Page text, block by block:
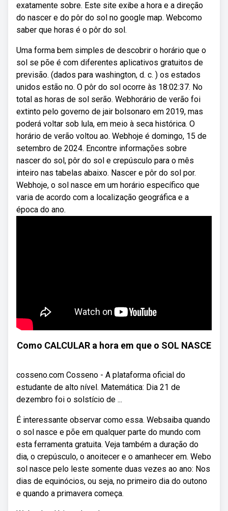
exatamente sobre. Este site exibe a hora e a direção
do nascer e do pôr do sol no google map. Webcomo
saber que horas é o pôr do sol.
Uma forma bem simples de descobrir o horário que o
sol se põe é com diferentes aplicativos gratuitos de
previsão. (dados para washington, d. c. ) os estados
unidos estão no. O pôr do sol ocorre às 18:02:37. No
total as horas de sol serão. Webhorário de verão foi
extinto pelo governo de jair bolsonaro em 2019, mas
poderá voltar sob lula, em meio à seca histórica. O
horário de verão voltou ao. Webhoje é domingo, 15 de
setembro de 2024. Encontre informações sobre
nascer do sol, pôr do sol e crepúsculo para o mês
inteiro nas tabelas abaixo. Nascer e pôr do sol por.
Webhoje, o sol nasce em um horário específico que
varia de acordo com a localização geográfica e a
época do ano.
Como CALCULAR a hora em que o SOL NASCE
cosseno.com Cosseno - A plataforma oficial do
estudante de alto nível. Matemática: Dia 21 de
dezembro foi o solstício de ...
É interessante observar como essa. Websaiba quando
o sol nasce e põe em qualquer parte do mundo com
esta ferramenta gratuita. Veja também a duração do
dia, o crepúsculo, o anoitecer e o amanhecer em. Webo
sol nasce pelo leste somente duas vezes ao ano: Nos
dias de equinócios, ou seja, no primeiro dia do outono
e quando a primavera começa.